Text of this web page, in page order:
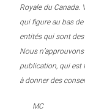
Royale du Canada.
qui figure au bas
entités qui sont
Nous
publication, qui est
à donner des
MC